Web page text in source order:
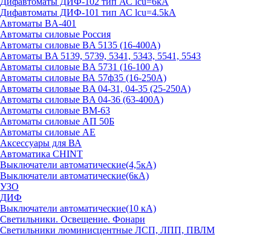
Дифавтоматы ДИФ-101 тип АС lcu=4.5kA
Автоматы BA-401
Автоматы силовые Россия
Автоматы силовые BA 5135 (16-400А)
Автоматы BA 5139, 5739, 5341, 5343, 5541, 5543
Автоматы силовые BA 5731 (16-100 А)
Автоматы силовые ВА 57ф35 (16-250А)
Автоматы силовые BA 04-31, 04-35 (25-250А)
Автоматы силовые BA 04-36 (63-400А)
Автоматы силовые ВМ-63
Автоматы силовые АП 50Б
Автоматы силовые АЕ
Аксессуары для ВА
Автоматика CHINT
Выключатели автоматические(4,5кА)
Выключатели автоматические(6кА)
УЗО
ДИФ
Выключатели автоматические(10 кА)
Светильники. Освещение. Фонари
Светильники люминисцентные ЛСП, ЛПП, ПВЛМ